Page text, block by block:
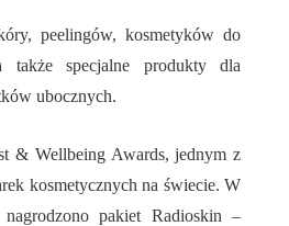
peelingów, kosmetyków do
także specjalne produkty dla
ubocznych.
& Wellbeing Awards, jednym z
kosmetycznych na świecie. W
pakiet Radioskin –